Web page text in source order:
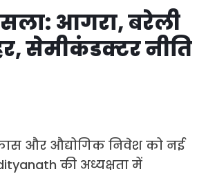
आगरा, बरेली
सेमीकंडक्टर नीति
और औद्योगिक निवेश को नई
की अध्यक्षता में